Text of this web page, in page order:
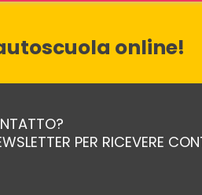
online!
PER RICEVERE